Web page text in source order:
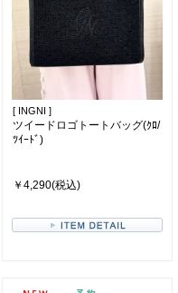
[ INGNI ]
ツイードロゴトートバッグ(ｸﾛ/
ﾂｲｰﾄﾞ)
￥4,290(税込)